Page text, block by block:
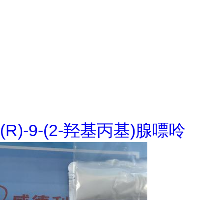
(R)-9-(2-羟基丙基)腺嘌呤